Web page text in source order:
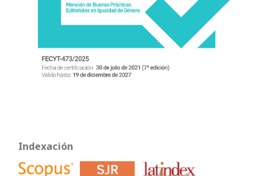
Indexación